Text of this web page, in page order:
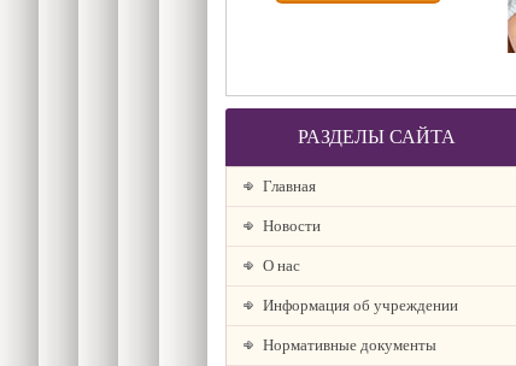
РАЗДЕЛЫ САЙТА
Главная
Новости
О наc
Информация об учреждении
Нормативные документы